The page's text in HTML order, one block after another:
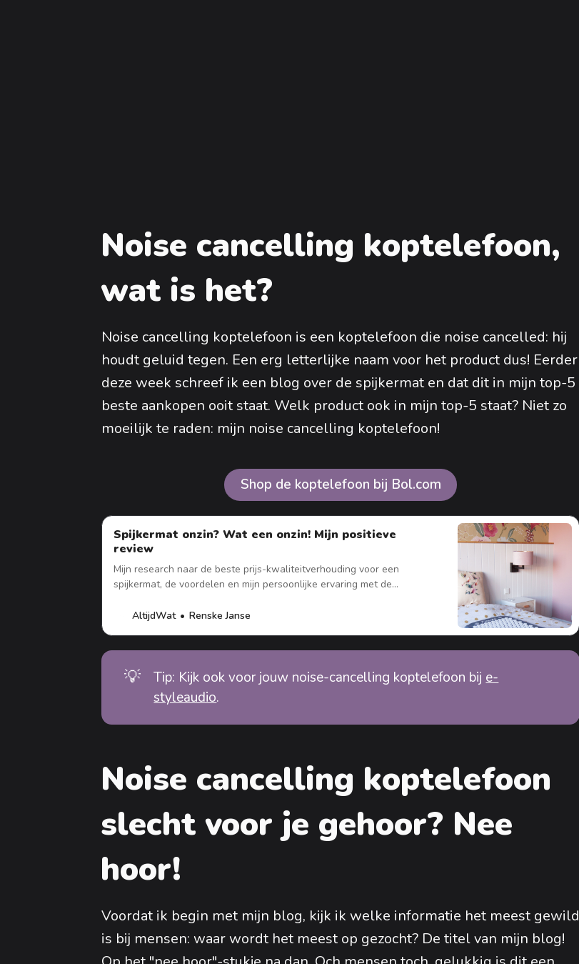
Noise cancelling koptelefoon,
wat is het?
Noise cancelling koptelefoon is een koptelefoon die noise cancelled: hij
houdt geluid tegen. Een erg letterlijke naam voor het product dus! Eerder
deze week schreef ik een blog over de spijkermat en dat dit in mijn top-5
beste aankopen ooit staat. Welk product ook in mijn top-5 staat? Niet zo
moeilijk te raden: mijn noise cancelling koptelefoon!
Shop de koptelefoon bij Bol.com
Spijkermat onzin? Wat een onzin! Mijn positieve
review
Mijn research naar de beste prijs-kwaliteitverhouding voor een
spijkermat, de voordelen en mijn persoonlijke ervaring met de
AltijdWat
Renske Janse
💡 Tip: Kijk ook voor jouw noise-cancelling koptelefoon bij e-
styleaudio.
Noise cancelling koptelefoon
slecht voor je gehoor? Nee
hoor!
Voordat ik begin met mijn blog, kijk ik welke informatie het meest gewild
is bij mensen: waar wordt het meest op gezocht? De titel van mijn blog!